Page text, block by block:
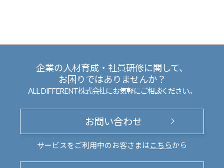
企業の人材育成・社員研修に関して、
お困りではありませんか？
ALL DIFFERENT株式会社にお気軽にご相談ください。
お問い合わせ
サービスをご利用中のお客さまは こちらから